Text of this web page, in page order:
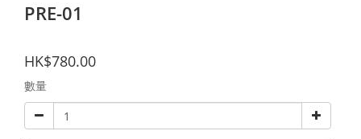
PRE-01
HK$780.00
數量